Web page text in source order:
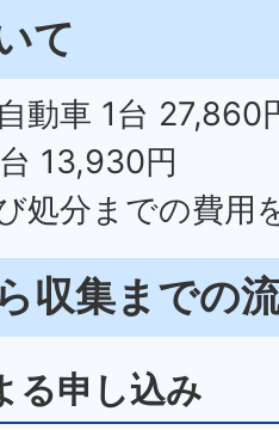
て
動車 1台 27,860
13,930円
処分までの費用
収集までの
る申し込み